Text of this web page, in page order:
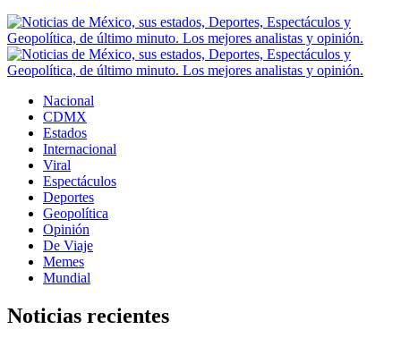
Nacional
CDMX
Estados
Internacional
Viral
Espectáculos
Deportes
Geopolítica
Opinión
De Viaje
Memes
Mundial
Noticias recientes